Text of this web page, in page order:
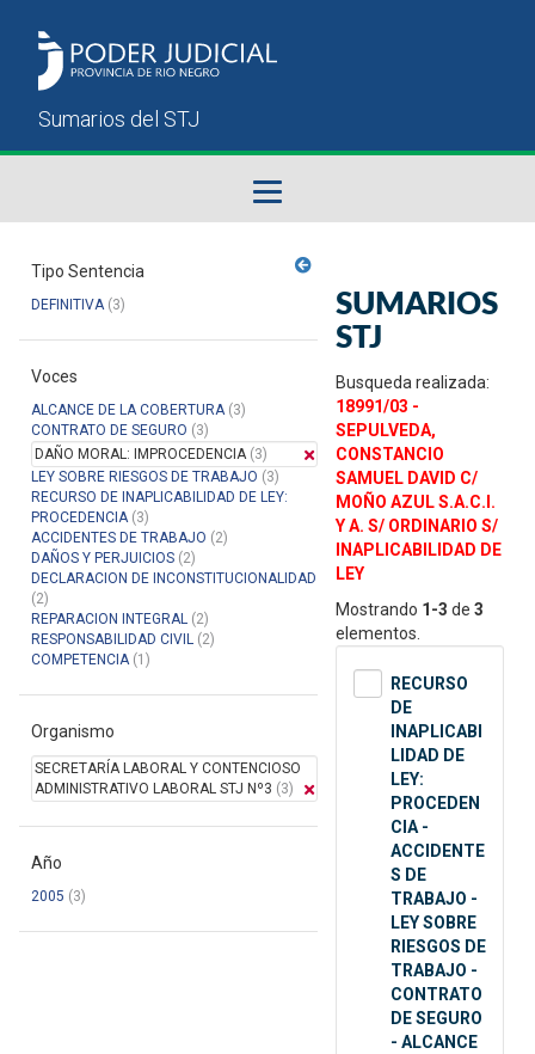
Sumarios del STJ
Manual del Usuario
Tipo Sentencia
DEFINITIVA(3)
Voces
ALCANCE DE LA COBERTURA(3)
CONTRATO DE SEGURO (3)
DAÑO MORAL: IMPROCEDENCIA(3)
LEY SOBRE RIESGOS DE TRABAJO (3)
RECURSO DE INAPLICABILIDAD DE LEY:
PROCEDENCIA(3)
ACCIDENTES DE TRABAJO (2)
DAÑOS Y PERJUICIOS (2)
DECLARACION DE INCONSTITUCIONALIDAD
(2)
REPARACION INTEGRAL (2)
RESPONSABILIDAD CIVIL (2)
COMPETENCIA(1)
Organismo
SECRETARÍA LABORAL Y CONTENCIOSO
ADMINISTRATIVO LABORAL STJ Nº3 (3)
Año
2005 (3)
SUMARIOS
STJ
Busqueda realizada:
18991/03 -
SEPULVEDA,
CONSTANCIO
SAMUEL DAVID C/
MOÑO AZUL S.A.C.I.
Y A. S/ ORDINARIO S/
INAPLICABILIDAD DE
LEY
Mostrando 1-3 de 3
elementos.
RECURSO
DE
INAPLICABI
LIDAD DE
LEY:
PROCEDEN
CIA -
ACCIDENTE
S DE
TRABAJO -
LEY SOBRE
RIESGOS DE
TRABAJO -
CONTRATO
DE SEGURO
- ALCANCE